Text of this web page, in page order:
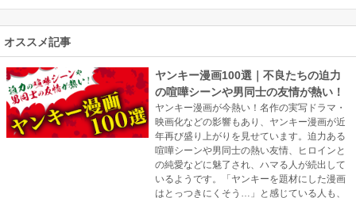
オススメ記事
ヤンキー漫画100選｜不良たちの迫力
の喧嘩シーンや男同士の友情が熱い！
ヤンキー漫画が今熱い！名作の実写ドラマ・
映画化などの影響もあり、ヤンキー漫画が近
年再び盛り上がりを見せています。迫力ある
喧嘩シーンや男同士の熱い友情、ヒロインと
の純愛などに魅了され、ハマる人が続出して
いるようです。「ヤンキーを題材にした漫画
はとっつきにくそう…」と感じている人も、